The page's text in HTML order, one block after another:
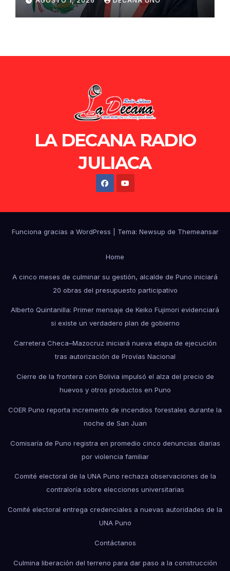
de Ollanta Humala
LA DECANA RADIO
JULIACA
Funciona gracias a WordPress Tema: Newsup de Themeansar
Home
A cinco meses de culminar su gestión, alcalde de Puno iniciará
20 obras del presupuesto participativo
Alberto Quintanilla: Primer mensaje de Keiko Fujimori evidenciará
si existe un verdadero plan de gobierno
Carretera Checa–Mazocruz iniciará nueva etapa de ejecución
tras autorización de Provías Nacional
Cierre de la frontera con Bolivia impulsó el alza del precio de
huevos y otros productos en Puno
COER Puno reporta incremento de incendios forestales durante la
noche de San Juan
Comisaría de Puno registra en promedio cinco denuncias diarias
por violencia familiar
Comité electoral de la UNA Puno rechaza observaciones de la
contraloría sobre elecciones universitarias
Comité electoral entrega credenciales a nuevas autoridades de la
UNA Puno
Contáctanos
Culmina liberación del terreno para dar paso a la construcción